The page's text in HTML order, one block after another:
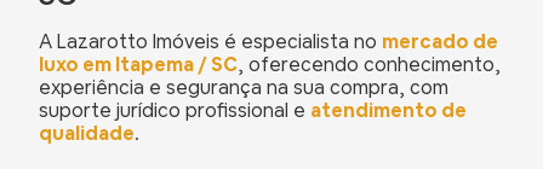
A Lazarotto Imóveis é especialista no mercado de
luxo em Itapema / SC, oferecendo conhecimento,
experiência e segurança na sua compra, com
suporte jurídico profissional e atendimento de
qualidade.